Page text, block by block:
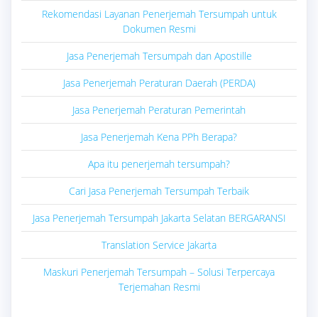
Rekomendasi Layanan Penerjemah Tersumpah untuk
Dokumen Resmi
Jasa Penerjemah Tersumpah dan Apostille
Jasa Penerjemah Peraturan Daerah (PERDA)
Jasa Penerjemah Peraturan Pemerintah
Jasa Penerjemah Kena PPh Berapa?
Apa itu penerjemah tersumpah?
Cari Jasa Penerjemah Tersumpah Terbaik
Jasa Penerjemah Tersumpah Jakarta Selatan BERGARANSI
Translation Service Jakarta
Maskuri Penerjemah Tersumpah – Solusi Terpercaya
Terjemahan Resmi